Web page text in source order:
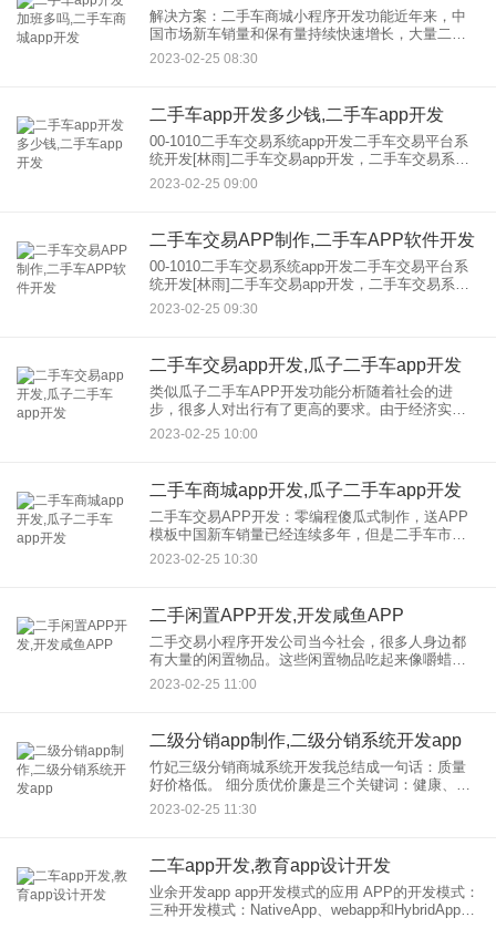
解决方案：二手车商城小程序开发功能近年来，中
国市场新车销量和保有量持续快速增长，大量二手
车将持续流入市场。这也是中国二手车市场发展的
重要驱动因素。其次，家庭用车更换周期持续缩
2023-02-25 08:30
二手车app开发多少钱,二手车app开发
00-1010二手车交易系统app开发二手车交易平台系
统开发[林雨]二手车交易app开发，二手车交易系统
开发，二手车交易软件开发，二手车交易源码系统
开发，二手车交易源码建设。 核心：本文转载于网
2023-02-25 09:00
二手车交易APP制作,二手车APP软件开发
00-1010二手车交易系统app开发二手车交易平台系
统开发[林雨]二手车交易app开发，二手车交易系统
开发，二手车交易软件开发，二手车交易源码系统
开发，二手车交易源码建设。 核心：本文转载于网
2023-02-25 09:30
二手车交易app开发,瓜子二手车app开发
类似瓜子二手车APP开发功能分析随着社会的进
步，很多人对出行有了更高的要求。由于经济实力
有限，一些人没有足够的能力购买新车，所以二手
车成为他们的优选。然后，类似于瓜子二手车APP
2023-02-25 10:00
二手车商城app开发,瓜子二手车app开发
二手车交易APP开发：零编程傻瓜式制作，送APP
模板中国新车销量已经连续多年，但是二手车市场
却形成了鲜明的对比，新车和二手车的比例只有3:
1，这是非常不正常的！从欧美等发达国家的情况来
2023-02-25 10:30
二手闲置APP开发,开发咸鱼APP
二手交易小程序开发公司当今社会，很多人身边都
有大量的闲置物品。这些闲置物品吃起来像嚼蜡，
丢下没用，弃之可惜。如何妥善处理它们已经成为
越来越多的人面临的问题。随着人们身边闲置物品
2023-02-25 11:00
二级分销app制作,二级分销系统开发app
竹妃三级分销商城系统开发我总结成一句话：质量
好价格低。 细分质优价廉是三个关键词：健康、环
保、财富。 前两个词指的是物美，后一个词指的是
不仅报价不高，还可以和费用一起赚钱。你能赚钱
2023-02-25 11:30
二车app开发,教育app设计开发
业余开发app app开发模式的应用 APP的开发模式：
三种开发模式：NativeApp、webapp和HybridApp。